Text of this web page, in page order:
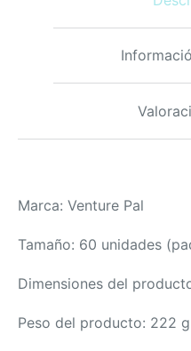
azúcar
Marca: Venture Pal
Tamaño: 60 unidades
Dimensiones del
Peso del producto: 222 g